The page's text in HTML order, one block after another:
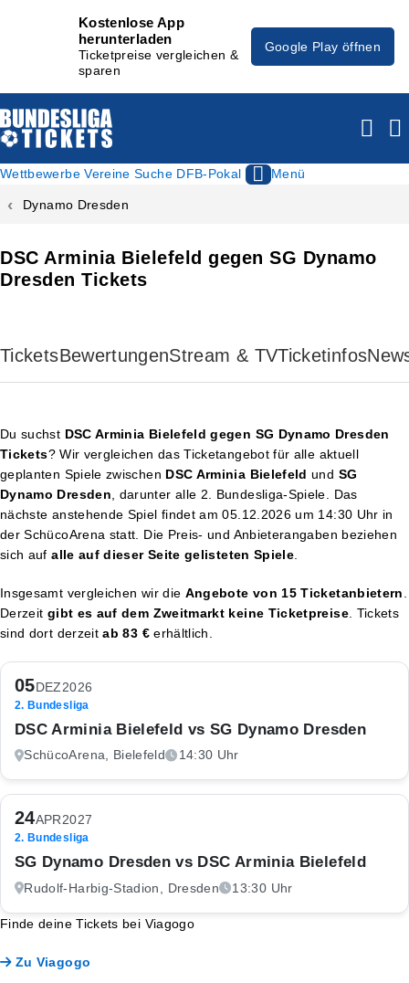
Kostenlose App
herunterladen
Ticketpreise vergleichen &
sparen
Google Play öffnen
Wettbewerbe Vereine Suche DFB-Pokal Menü
DSC Arminia Bielefeld gegen SG Dynamo
Dresden Tickets
Dynamo Dresden
TicketsBewertungenStream & TVTicketinfos
Du suchst DSC Arminia Bielefeld gegen SG Dynamo Dresden
Tickets? Wir vergleichen das Ticketangebot für alle aktuell
geplanten Spiele zwischen DSC Arminia Bielefeld und SG
Dynamo Dresden, darunter alle 2. Bundesliga-Spiele. Das
nächste anstehende Spiel findet am05.12.2026 um 14:30 Uhr in
der SchücoArena statt. Die Preis- und Anbieterangaben beziehen
sich aufalle auf dieser Seite gelisteten Spiele.
Insgesamt vergleichen wir die Angebote von 15 Ticketanbietern.
Derzeit gibt es auf dem Zweitmarkt keine Ticketpreise. Tickets
sind dort derzeitab 83 €erhältlich.
05 DEZ2026
2. Bundesliga
DSC Arminia Bielefeld vs SG Dynamo Dresden
SchücoArena, Bielefeld 14:30 Uhr
24APR2027
2. Bundesliga
SG Dynamo Dresden vs DSC Arminia Bielefeld
Rudolf-Harbig-Stadion, Dresden 13:30 Uhr
Finde deine Tickets bei Viagogo
Zu Viagogo